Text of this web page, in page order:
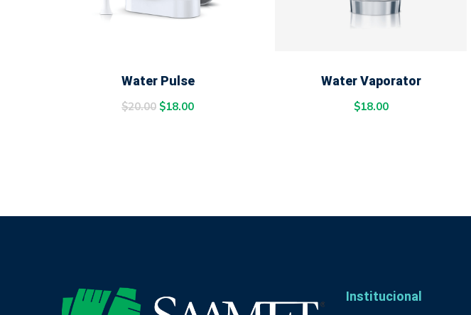
Water Pulse
$20.00 $18.00
Water Vaporator
$18.00
Institucional